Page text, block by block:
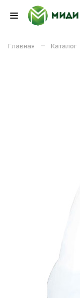
Главная – Каталог